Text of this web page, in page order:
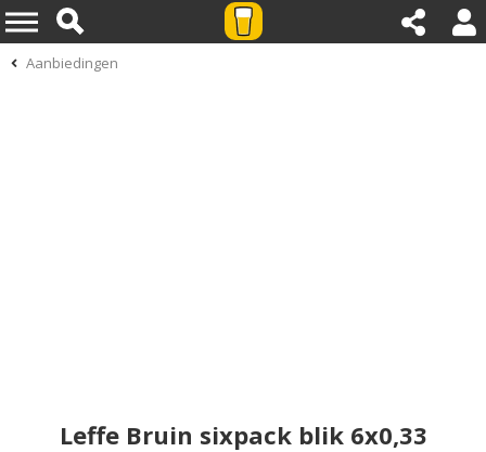
Aanbiedingen
Leffe Bruin sixpack blik 6x0,33